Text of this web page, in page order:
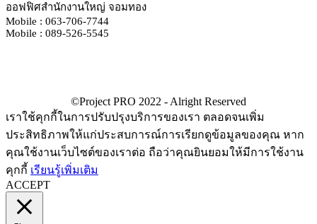
ออฟฟิศสำนักงานใหญ่ จอมทอง
Mobile : 063-706-7744
Mobile : 089-526-5545
เราใช้คุกกี้ในการปรับปรุงบริการของเรา ตลอดจนเพิ่ม
ประสิทธิภาพให้แก่ประสบการณ์การเรียกดูข้อมูลของคุณ หาก
คุณใช้งานเว็บไซต์ของเราต่อ ถือว่าคุณยินยอมให้มีการใช้งาน
คุกกี้ เรียนรู้เพิ่มเติม
ACCEPT